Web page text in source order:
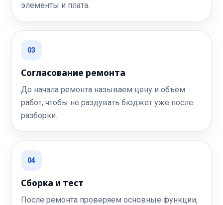
элементы и плата.
03
Согласование ремонта
До начала ремонта называем цену и объём
работ, чтобы не раздувать бюджет уже после
разборки.
04
Сборка и тест
После ремонта проверяем основные функции,